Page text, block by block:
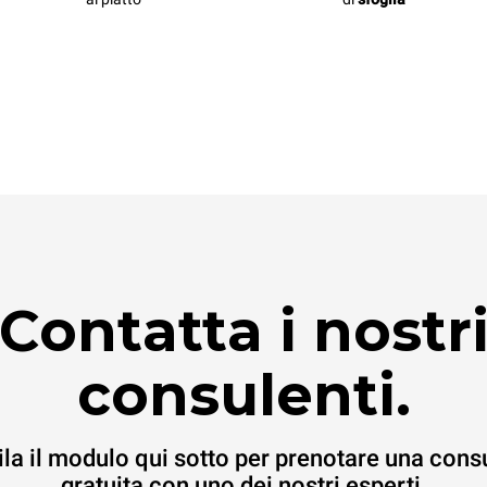
Contatta i
consulenti.
il modulo qui sotto per prenotare una